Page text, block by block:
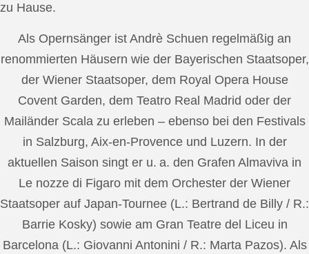
zu Hause.
Als Opernsänger ist Andrè Schuen regelmäßig an
renommierten Häusern wie der Bayerischen Staatsoper,
der Wiener Staatsoper, dem Royal Opera House
Covent Garden, dem Teatro Real Madrid oder der
Mailänder Scala zu erleben – ebenso bei den Festivals
in Salzburg, Aix-en-Provence und Luzern. In der
aktuellen Saison singt er u. a. den Grafen Almaviva in
Le nozze di Figaro mit dem Orchester der Wiener
Staatsoper auf Japan-Tournee (L.: Bertrand de Billy / R.:
Barrie Kosky) sowie am Gran Teatre del Liceu in
Barcelona (L.: Giovanni Antonini / R.: Marta Pazos). Als